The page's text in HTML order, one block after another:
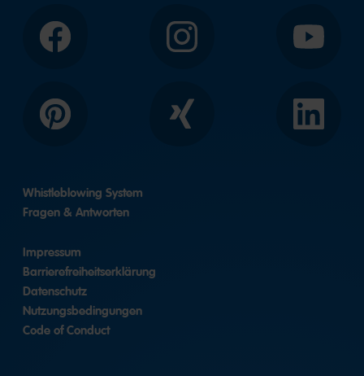
Facebook Instagram YouTube
Pinterest Xing LinkedIn
Whistleblowing System
Fragen & Antworten
Impressum
Barrierefreiheitserklärung
Datenschutz
Nutzungsbedingungen
Code of Conduct